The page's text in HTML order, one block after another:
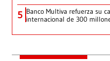
5 Banco Multiva refuerza su
internacional de 300